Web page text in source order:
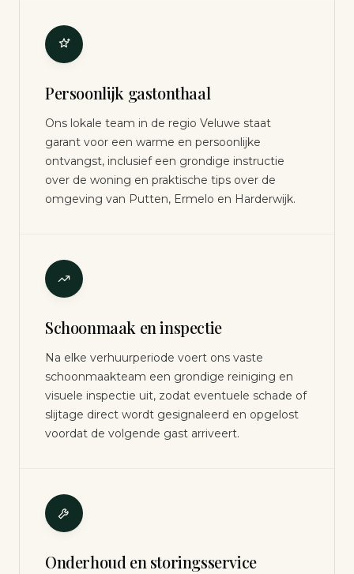
Persoonlijk gastonthaal
Ons lokale team in de regio Veluwe staat
garant voor een warme en persoonlijke
ontvangst, inclusief een grondige instructie
over de woning en praktische tips over de
omgeving van Putten, Ermelo en Harderwijk.
Schoonmaak en inspectie
Na elke verhuurperiode voert ons vaste
schoonmaakteam een grondige reiniging en
visuele inspectie uit, zodat eventuele schade of
slijtage direct wordt gesignaleerd en opgelost
voordat de volgende gast arriveert.
Onderhoud en storingsservice